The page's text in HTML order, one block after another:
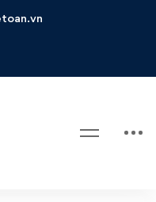
khác
tài khoản